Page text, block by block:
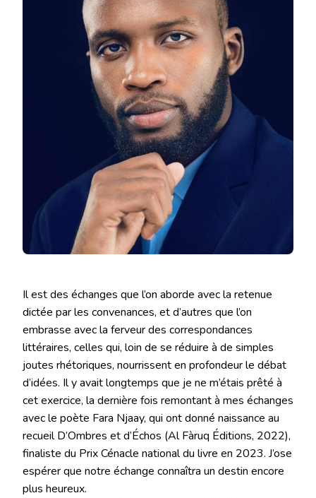
Il est des échanges que l’on aborde avec la retenue
dictée par les convenances, et d’autres que l’on
embrasse avec la ferveur des correspondances
littéraires, celles qui, loin de se réduire à de simples
joutes rhétoriques, nourrissent en profondeur le débat
d’idées. Il y avait longtemps que je ne m’étais prêté à
cet exercice, la dernière fois remontant à mes échanges
avec le poète Fara Njaay, qui ont donné naissance au
recueil D’Ombres et d’Échos (Al Fàruq Éditions, 2022),
finaliste du Prix Cénacle national du livre en 2023. J’ose
espérer que notre échange connaîtra un destin encore
plus heureux.